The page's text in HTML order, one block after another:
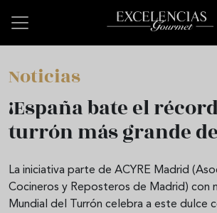
Noticias
¡España bate el
turrón más grande
La iniciativa parte de ACYRE Madrid
Cocineros y Reposteros de Madrid) con
Mundial del Turrón celebra a este dulce